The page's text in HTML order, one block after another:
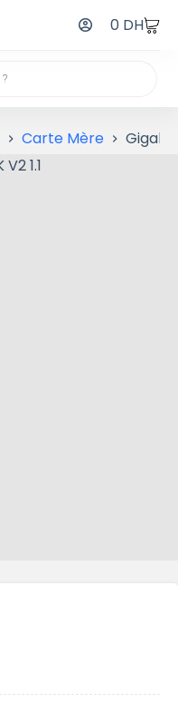
0 DH
Carte Mère